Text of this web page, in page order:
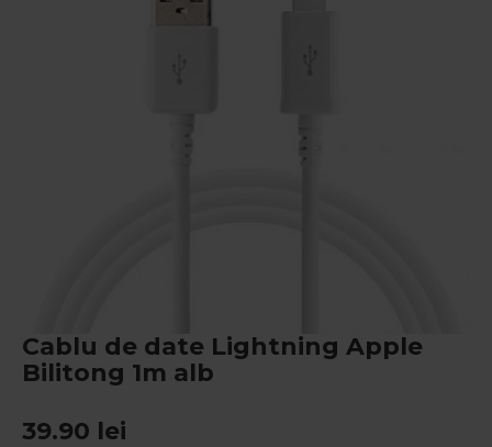
Cablu de date Lightning Apple
Bilitong 1m alb
39.90 lei